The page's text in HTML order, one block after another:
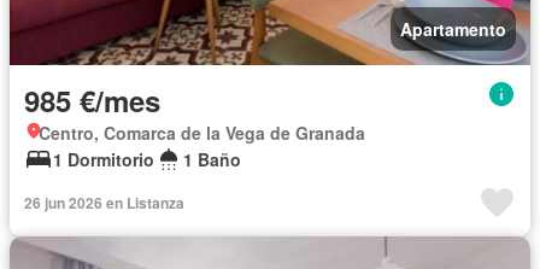
Apartamento
985 €/mes
Centro, Comarca de la Vega de Granada
1 Dormitorio
1 Baño
26 jun 2026 en Listanza